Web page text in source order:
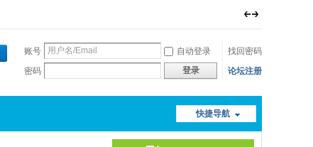
账号 自动登录
找回密码
密码
登录 论坛注册
快捷导航